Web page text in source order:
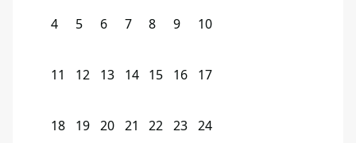
4 5 6 7 8 9 10
11 12 13 14 15 16 17
18 19 20 21 22 23 24